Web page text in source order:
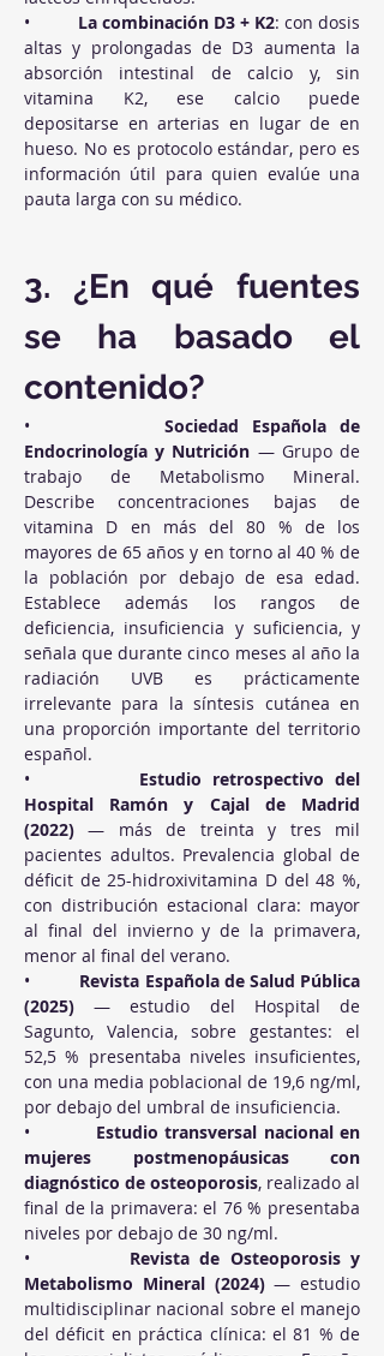
• La combinación D3 + K2: con dosis
altas y prolongadas de D3 aumenta la
absorción intestinal de calcio y, sin
vitamina K2, ese calcio puede
depositarse en arterias en lugar de en
hueso. No es protocolo estándar, pero es
información útil para quien evalúe una
pauta larga con su médico.
3. ¿En qué fuentes
se ha basado el
contenido?
• Sociedad Española de
Endocrinología y Nutrición — Grupo de
trabajo de Metabolismo Mineral.
Describe concentraciones bajas de
vitamina D en más del 80 % de los
mayores de 65 años y en torno al 40 % de
la población por debajo de esa edad.
Establece además los rangos de
deficiencia, insuficiencia y suficiencia, y
señala que durante cinco meses al año la
radiación UVB es prácticamente
irrelevante para la síntesis cutánea en
una proporción importante del territorio
español.
• Estudio retrospectivo del
Hospital Ramón y Cajal de Madrid
(2022) — más de treinta y tres mil
pacientes adultos. Prevalencia global de
déficit de 25-hidroxivitamina D del 48 %,
con distribución estacional clara: mayor
al final del invierno y de la primavera,
menor al final del verano.
• Revista Española de Salud Pública
(2025) — estudio del Hospital de
Sagunto, Valencia, sobre gestantes: el
52,5 % presentaba niveles insuficientes,
con una media poblacional de 19,6 ng/ml,
por debajo del umbral de insuficiencia.
• Estudio transversal nacional en
mujeres postmenopáusicas con
diagnóstico de osteoporosis, realizado al
final de la primavera: el 76 % presentaba
niveles por debajo de 30 ng/ml.
• Revista de Osteoporosis y
Metabolismo Mineral (2024) — estudio
multidisciplinar nacional sobre el manejo
del déficit en práctica clínica: el 81 % de